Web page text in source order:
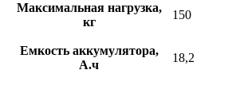
Максимальная нагрузка,
кг
150
Емкость аккумулятора,
А.ч
18,2